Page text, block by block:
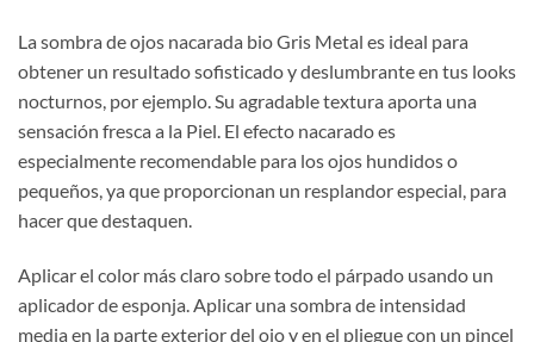
La sombra de ojos nacarada bio Gris Metal es ideal para
obtener un resultado sofisticado y deslumbrante en tus looks
nocturnos, por ejemplo. Su agradable textura aporta una
sensación fresca a la Piel. El efecto nacarado es
especialmente recomendable para los ojos hundidos o
pequeños, ya que proporcionan un resplandor especial, para
hacer que destaquen.
Aplicar el color más claro sobre todo el párpado usando un
aplicador de esponja. Aplicar una sombra de intensidad
media en la parte exterior del ojo y en el pliegue con un pincel